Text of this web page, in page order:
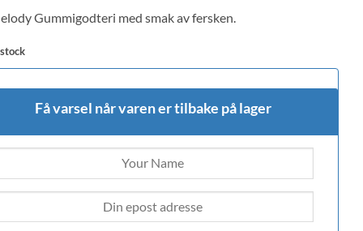
Gummigodteri med smak av fersken.
Få varsel når varen er tilbake på lager